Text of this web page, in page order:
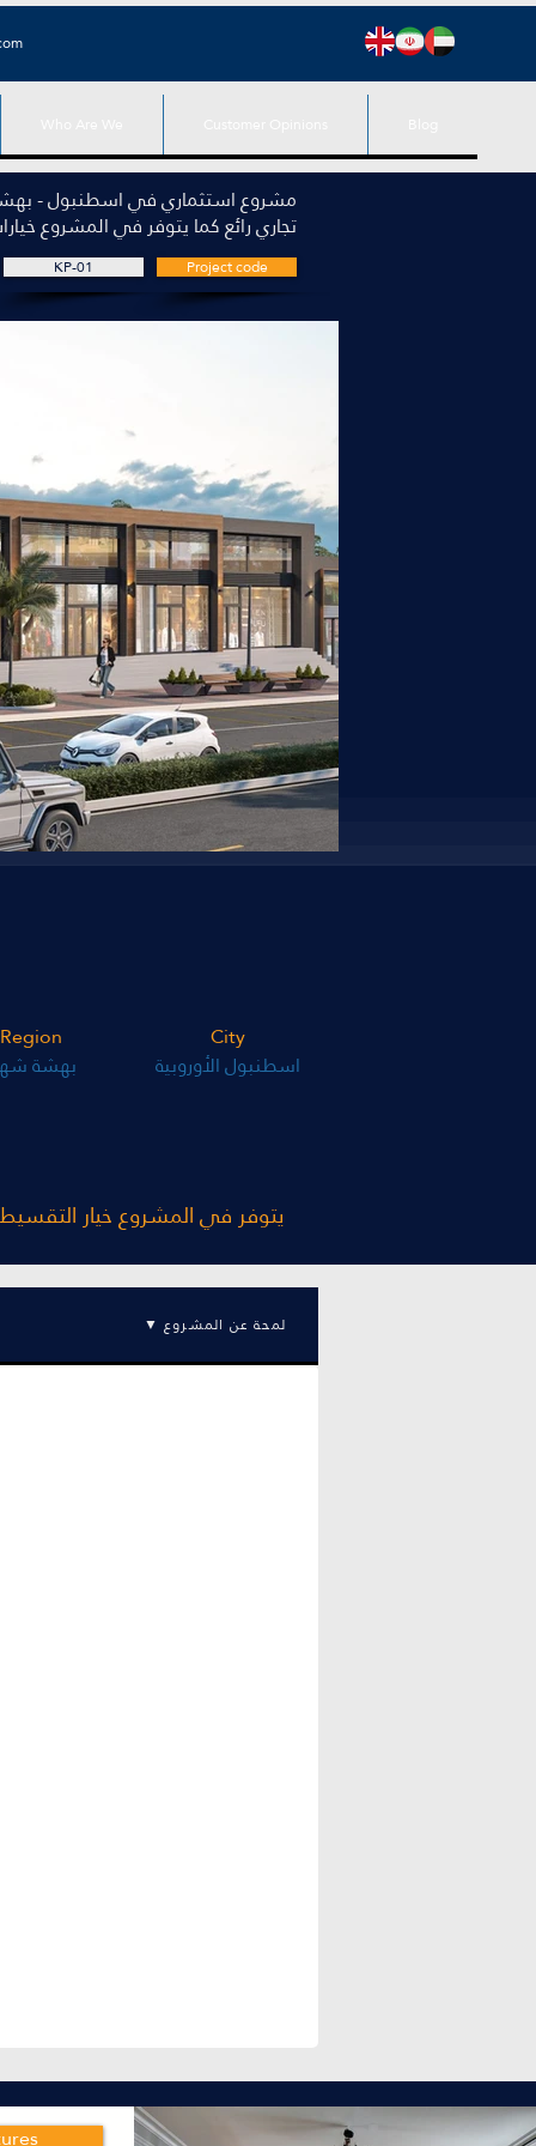
مشروع استثماري في اسطنبول -
تجاري رائع كما يتوفر في المشروع
KP-01 Project code
Region
بهشة
City
اسطنبول الأوروبية
يتوفر في المشروع خيار التقسيط على الشكل التالي دفع نسبة
لمحة عن المشروع ▼